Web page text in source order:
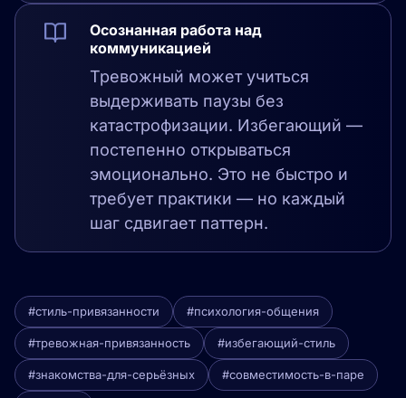
Осознанная работа над
коммуникацией
Тревожный может учиться
выдерживать паузы без
катастрофизации. Избегающий —
постепенно открываться
эмоционально. Это не быстро и
требует практики — но каждый
шаг сдвигает паттерн.
#стиль-привязанности #психология-общения
#тревожная-привязанность #избегающий-стиль
#знакомства-для-серьёзных #совместимость-в-паре